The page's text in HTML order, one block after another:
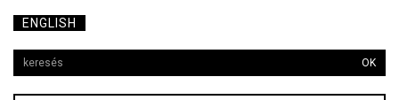
ENGLISH
OK